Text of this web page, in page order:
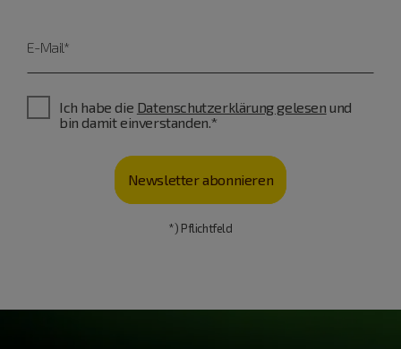
E-Mail*
Ich habe die Datenschutzerklärung gelesen und
bin damit einverstanden.*
Newsletter abonnieren
*) Pflichtfeld